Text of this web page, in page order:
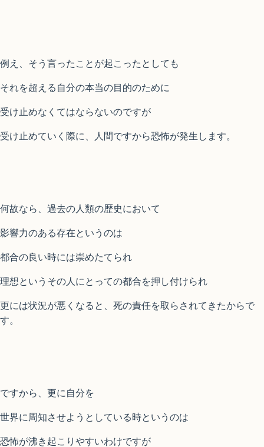
例え、そう言ったことが起こったとしても
それを超える自分の本当の目的のために
受け止めなくてはならないのですが
受け止めていく際に、人間ですから恐怖が発生します。
何故なら、過去の人類の歴史において
影響力のある存在というのは
都合の良い時には崇めたてられ
理想というその人にとっての都合を押し付けられ
更には状況が悪くなると、死の責任を取らされてきたからで
す。
ですから、更に自分を
世界に周知させようとしている時というのは
恐怖が沸き起こりやすいわけですが